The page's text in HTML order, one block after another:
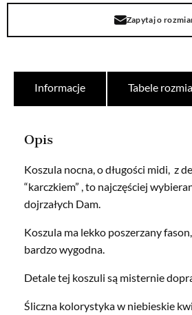
Zapytaj o
Informacje Tabele
Opis
Koszula nocna, o długości midi, z
“karczkiem” , to najczęściej
dojrzałych Dam.
Koszula ma lekko poszerzany
bardzo wygodna.
Detale tej koszuli są misternie
Śliczna kolorystyka w niebieskie